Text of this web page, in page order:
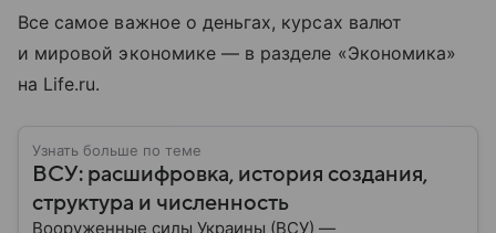
Все самое важное о деньгах, курсах валют
и мировой экономике — в разделе «Экономика»
на Life.ru.
Узнать больше по теме
ВСУ: расшифровка, история создания,
структура и численность
Вооруженные силы Украины (ВСУ) —